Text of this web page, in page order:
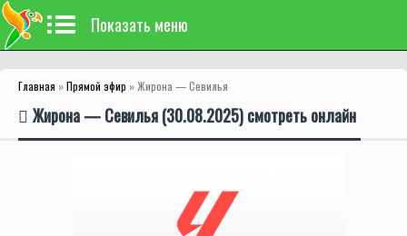
Показать меню
Главная »Прямой эфир » Жирона — Севилья
Жирона — Севилья (30.08.2025) смотреть онлайн